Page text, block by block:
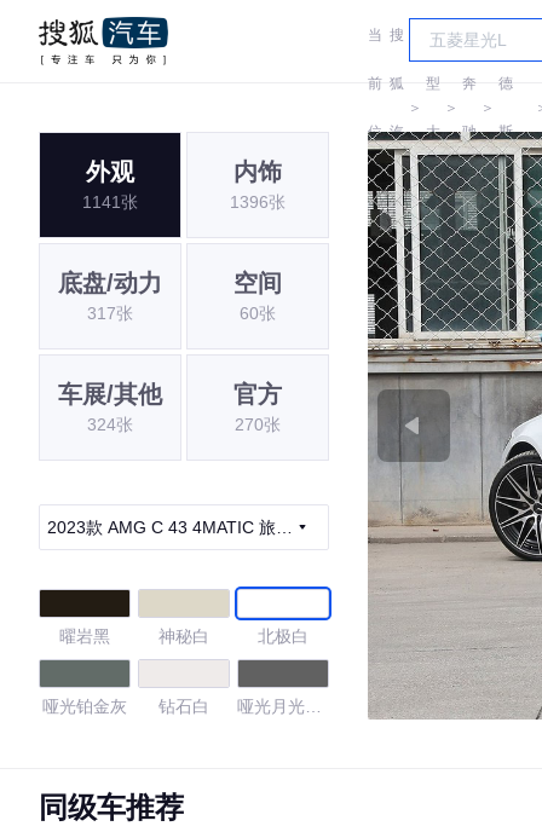
当
前
位
置:
搜
狐
汽
车
＞
车
型
大
全
＞
奔
驰
＞
梅赛
德
斯-
AMG
外观
1141张
内饰
1396张
底盘/动力
317张
空间
60张
车展/其他
324张
官方
270张
2023款 AMG C 43 4MATIC 旅行
曜岩黑 神秘白 北极白
哑光铂金灰 钻石白
哑光月光石
金属漆
同级车推荐